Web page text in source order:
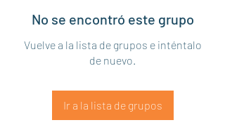
No se encontró este grupo
Vuelve a la lista de grupos e inténtalo
de nuevo.
Ir a la lista de grupos